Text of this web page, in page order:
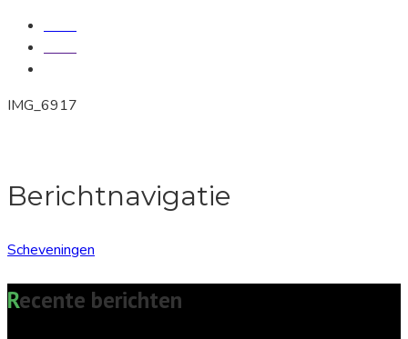
IMG_6917
Berichtnavigatie
Scheveningen
Recente berichten